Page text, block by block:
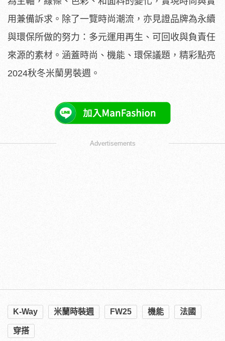
與環保所做的努力：多元運用再生、可回收與負責任
來源的素材。涵蓋時尚、機能、環保議題，精彩點亮
2024秋冬米蘭男裝週。
穿搭
Advertisements